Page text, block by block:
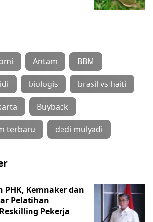
Antam BBM
biologis brasil vs haiti
Buyback
terbaru dedi mulyadi
PHK, Kemnaker dan
Pelatihan
Pekerja